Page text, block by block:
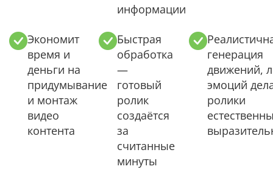
информации
Экономит
время и
деньги на
придумывание
и монтаж
видео
контента
Быстрая
обработка
—
готовый
ролик
создаётся
за
считанные
минуты
генерация
движений,
эмоций
ролики